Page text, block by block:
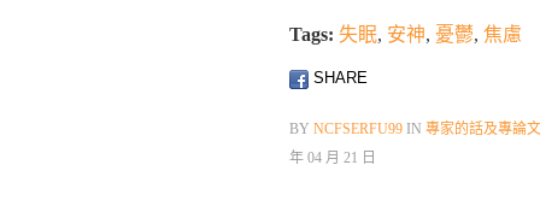
Tags: 失眠, 安神, 憂鬱, 焦慮
SHARE
BY NCFSERFU99 IN 專家的話及專論
年 04 月 21 日